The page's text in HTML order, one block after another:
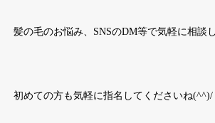
髪の毛のお悩み、SNSのDM等で気軽に相談
初めての方も気軽に指名してくださいね(^^)/